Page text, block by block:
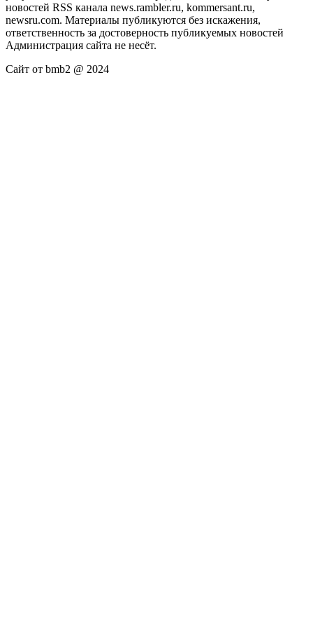
новостей RSS канала news.rambler.ru, kommersant.ru,
newsru.com. Материалы публикуются без искажения,
ответственность за достоверность публикуемых новостей
Администрация сайта не несёт.
Сайт от bmb2 @ 2024